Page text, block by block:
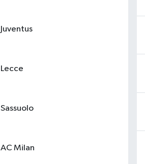
Juventus
Lecce
Sassuolo
AC Milan